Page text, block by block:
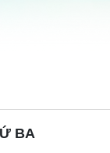
BA